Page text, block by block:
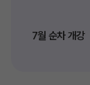
7월 순차 개강